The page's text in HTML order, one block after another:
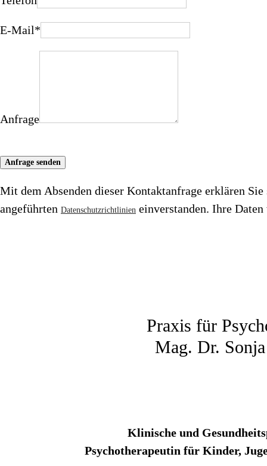
E-Mail*
Anfrage
Mit dem Absenden dieser Kontaktanfrage erklären
angeführten Datenschutzrichtlinien einverstanden. Ihre
Praxis für
Mag. Dr. Sonja
Klinische und
Psychotherapeutin für Kinder,